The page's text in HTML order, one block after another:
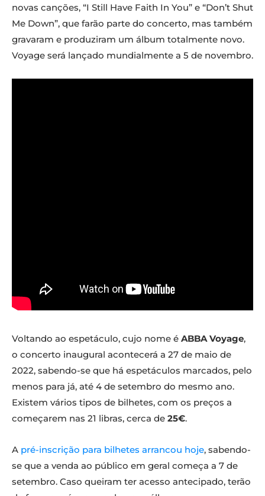
novas canções, “I Still Have Faith In You” e “Don’t Shut
Me Down”, que farão parte do concerto, mas também
gravaram e produziram um álbum totalmente novo.
Voyage será lançado mundialmente a 5 de novembro.
Voltando ao espetáculo, cujo nome é ABBA Voyage,
o concerto inaugural acontecerá a 27 de maio de
2022, sabendo-se que há espetáculos marcados, pelo
menos para já, até 4 de setembro do mesmo ano.
Existem vários tipos de bilhetes, com os preços a
começarem nas 21 libras, cerca de 25€.
A pré-inscrição para bilhetes arrancou hoje, sabendo-
se que a venda ao público em geral começa a 7 de
setembro. Caso queiram ter acesso antecipado, terão